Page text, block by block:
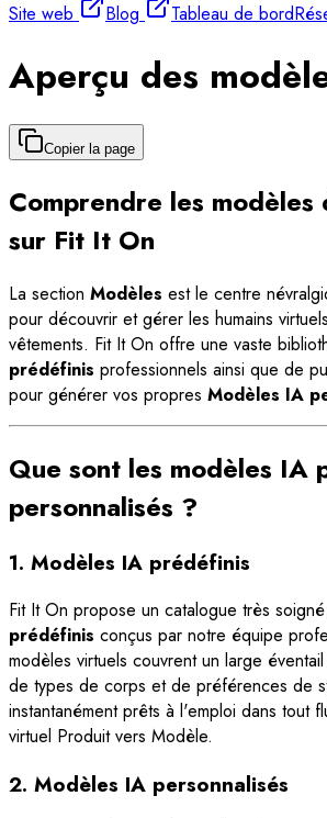
Site web Blog Tableau de bord
Aperçu des
Copier la page
Comprendre les
sur Fit It On
La section Modèles est le centre
pour découvrir et gérer les humains
vêtements. Fit It On offre une vaste
prédéfinis professionnels ainsi que de
pour générer vos propres Modèles IA
Que sont les modèles IA
personnalisés ?
1. Modèles IA prédéfinis
Fit It On propose un catalogue très
prédéfinis conçus par notre équipe
modèles virtuels couvrent un large
de types de corps et de préférences de
instantanément prêts à l'emploi dans tout
virtuel Produit vers Modèle.
2. Modèles IA personnalisés